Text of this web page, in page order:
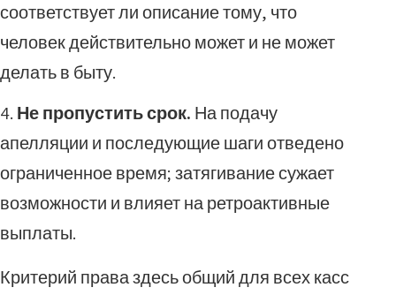
соответствует ли описание тому, что
человек действительно может и не может
делать в быту.
Не пропустить срок. На подачу
апелляции и последующие шаги отведено
ограниченное время; затягивание сужает
возможности и влияет на ретроактивные
выплаты.
Критерий права здесь общий для всех касс